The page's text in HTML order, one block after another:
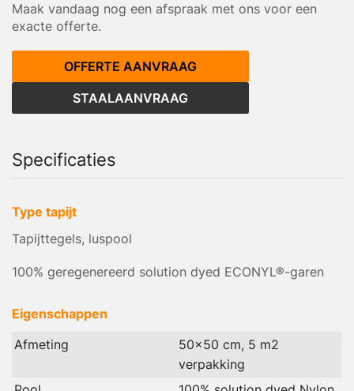
Maak vandaag nog een afspraak met ons voor een
exacte offerte.
OFFERTE AANVRAAG
STAALAANVRAAG
Specificaties
Type tapijt
Tapijttegels, luspool
100% geregenereerd solution dyed ECONYL®-garen
Eigenschappen
Afmeting
50x50 cm, 5 m2
verpakking